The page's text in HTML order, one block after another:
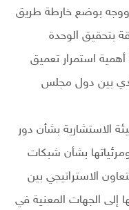
ووجه بوضع خارطة طريق
بتحقيق الوحدة
عام 2025م. مؤكداً أهمية استمرار تعميق
بين دول مجلس
الاستشارية بشأن دور
بشأن شبكات
الاستراتيجي بين
إلى الجهات المعنية في